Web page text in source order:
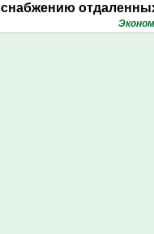
снабжению
поселений с помощью